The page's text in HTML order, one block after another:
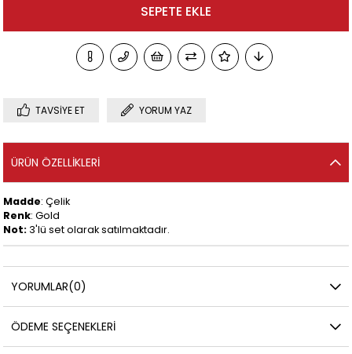
TAVSIYE ET YORUM YAZ
ÜRÜN ÖZELLIKLERI
Madde: Çelik
Renk: Gold
Not: 3'lü set olarak satılmaktadır.
YORUMLAR(0)
ÖDEME SEÇENEKLERI